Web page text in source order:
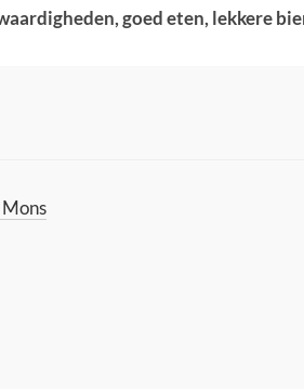
goed eten, lekkere